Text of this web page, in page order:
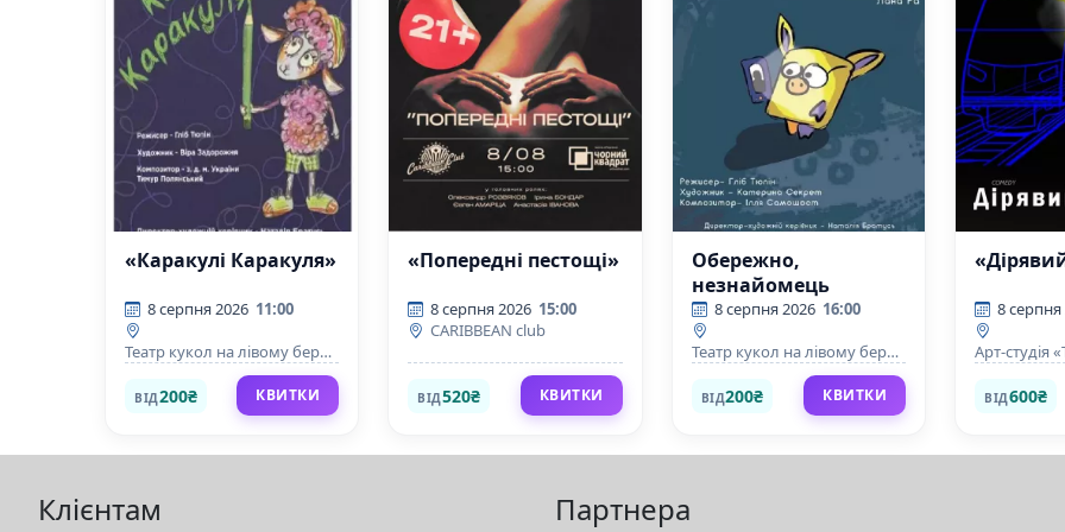
«Каракулі Каракуля»
8 серпня 2026 11:00
Театр кукол на лівому березі
ВІД200₴ КВИТКИ
«Попередні пестощі»
8 серпня 2026 15:00
CARIBBEAN club
ВІД520₴ КВИТКИ
Обережно,
незнайомець
8 серпня 2026 16:00
Театр кукол на лівому березі
ВІД200₴ КВИТКИ
8 серпня
Арт-студія
ВІД600₴
Клієнтам Партнера